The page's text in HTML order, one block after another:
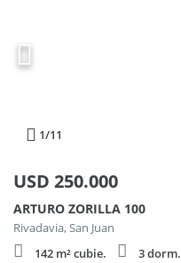
1/11
USD 250.000
ARTURO ZORILLA 100
Rivadavia, San Juan
142 m² cubie.
3 dorm.